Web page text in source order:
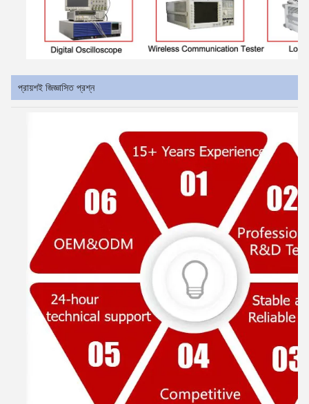
প্রায়শই জিজ্ঞাসিত প্রশ্ন